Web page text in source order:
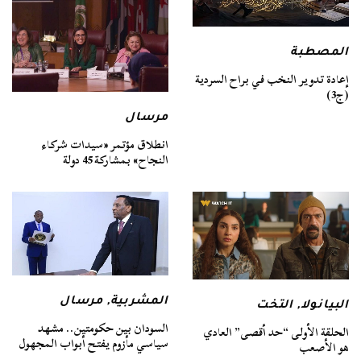
المصطبة
إعادة تدوير النخب في براح السردية
(ج3)
مرسال
انطلاق مؤتمر «سيدات شركاء
النجاح» بمشاركة 45 دولة
البيانولا,التخت
الحلقة الأولى “حد أقصى” العادي
هو الأصعب
المشربية,مرسال
السودان بين حكومتين.. مشهد
سياسي مأزوم يفتح أبواب المجهول